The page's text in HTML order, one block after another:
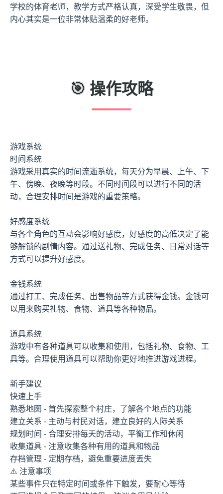
学校的体育老师，教学方式严格认真，深受学生敬畏，但
内心其实是一位非常体贴温柔的好老师。
🎯 操作攻略
游戏系统
时间系统
游戏采用真实的时间流逝系统，每天分为早晨、上午、下
午、傍晚、夜晚等时段。不同时间段可以进行不同的活
动，合理安排时间是游戏的重要策略。
好感度系统
与各个角色的互动会影响好感度，好感度的高低决定了能
够解锁的剧情内容。通过送礼物、完成任务、日常对话等
方式可以提升好感度。
金钱系统
通过打工、完成任务、出售物品等方式获得金钱。金钱可
以用来购买礼物、食物、道具等各种物品。
道具系统
游戏中有各种道具可以收集和使用，包括礼物、食物、工
具等。合理使用道具可以帮助你更好地推进游戏进程。
新手建议
快速上手
熟悉地图 - 首先探索整个村庄，了解各个地点的功能
建立关系 - 主动与村民对话，建立良好的人际关系
规划时间 - 合理安排每天的活动，平衡工作和休闲
收集道具 - 注意收集各种有用的道具和物品
存档管理 - 定期存档，避免重要进度丢失
⚠️ 注意事项
某些事件只在特定时间或条件下触发，要耐心等待